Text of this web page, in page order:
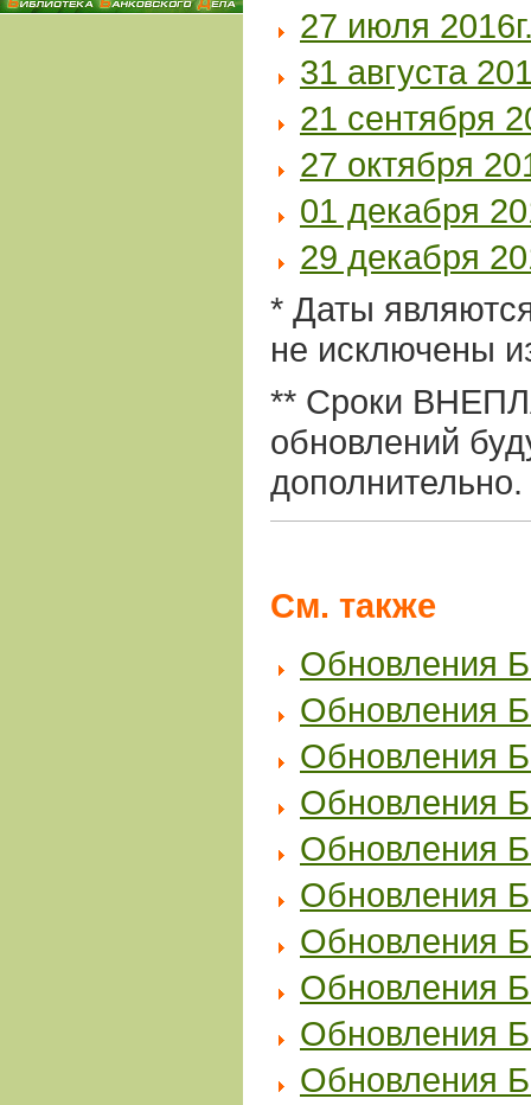
27 июля
31 августа
21 сентября
27 октября
01 декабря
29 декабря
* Даты
не исключены
** Сроки
обновлений
дополнительно.
См. также
Обновления
Обновления
Обновления
Обновления
Обновления
Обновления
Обновления
Обновления
Обновления
Обновления